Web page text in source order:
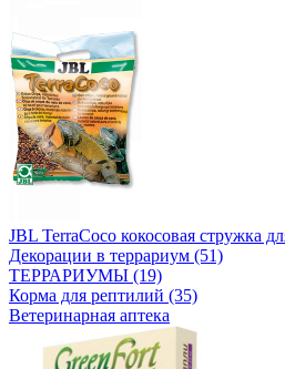
JBL TerraCoco кокосовая стружка
Декорации в террариум (51)
ТЕРРАРИУМЫ (19)
Корма для рептилий (35)
Ветеринарная аптека